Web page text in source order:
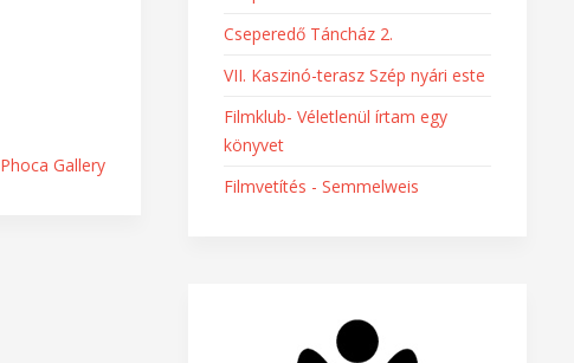
Phoca Gallery
Cseperedő Táncház 2.
VII. Kaszinó-terasz Szép nyári este
Filmklub- Véletlenül írtam egy
könyvet
Filmvetítés - Semmelweis